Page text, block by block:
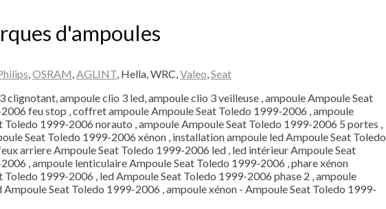
d'ampoules
,OSRAM,AGLINT, Hella, WRC,Valeo,Seat
clignotant, ampoule clio 3 led, ampoule clio 3 veilleuse , ampoule Ampoule Seat
feu stop , coffret ampoule Ampoule Seat Toledo 1999-2006 , ampoule
Toledo 1999-2006 norauto , ampoule Ampoule Seat Toledo 1999-2006 5 portes ,
Seat Toledo 1999-2006 xénon , installation ampoule led Ampoule Seat Toledo
arriere Ampoule Seat Toledo 1999-2006 led , led intérieur Ampoule Seat
, ampoule lenticulaire Ampoule Seat Toledo 1999-2006 , phare xénon
Toledo 1999-2006 , led Ampoule Seat Toledo 1999-2006 phase 2 , ampoule
Seat Toledo 1999-2006 , ampoule xénon - Ampoule Seat Toledo 1999-